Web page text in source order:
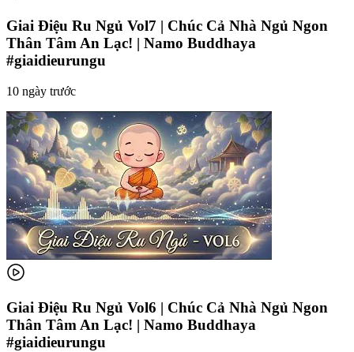
Giai Điệu Ru Ngủ Vol7 | Chúc Cả Nhà Ngủ Ngon
Thân Tâm An Lạc! | Namo Buddhaya
#giaidieurungu
10 ngày trước
Giai Điệu Ru Ngủ Vol6 | Chúc Cả Nhà Ngủ Ngon
Thân Tâm An Lạc! | Namo Buddhaya
#giaidieurungu